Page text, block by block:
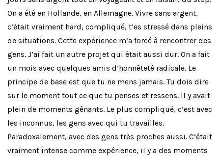
On a été en Hollande, en Allemagne. Vivre sans argent,
c’était vraiment hard, compliqué, t’es stressé dans pleins
de situations. Cette expérience m’a forcé à rencontrer des
gens. J’ai fait un autre projet qui était aussi dur. On a fait
un mois avec quelques amis d’honnêteté radicale. Le
principe de base est que tu ne mens jamais. Tu dois dire
sur le moment tout ce que tu penses et ressens. Il y avait
plein de moments gênants. Le plus compliqué, c’est avec
les inconnus, les gens avec qui tu travailles.
Paradoxalement, avec des gens très proches aussi. C’était
vraiment intense comme expérience, il y a des moments